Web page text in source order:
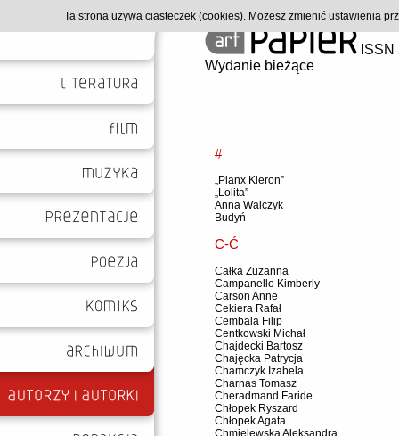
Wydanie bieżące
#
„Planx Kleron”
„Lolita”
Anna Walczyk
Budyń
C-Ć
Całka Zuzanna
Campanello Kimberly
Carson Anne
Cekiera Rafał
Cembala Filip
Centkowski Michał
Chajdecki Bartosz
Chajęcka Patrycja
Chamczyk Izabela
Charnas Tomasz
Cheradmand Faride
Chłopek Ryszard
Chłopek Agata
Chmielewska Aleksandra
Ta strona używa ciasteczek (cookies). Możesz zmienić ustawienia